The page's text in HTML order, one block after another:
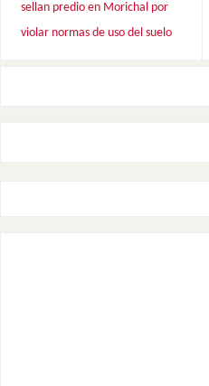
sellan predio en Morichal por
violar normas de uso del suelo